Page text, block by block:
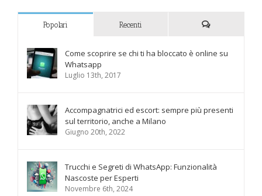
Popolari Recenti
Come scoprire se chi ti ha bloccato è online su
Whatsapp
Luglio 13th, 2017
Accompagnatrici ed escort: sempre più presenti
sul territorio, anche a Milano
Giugno 20th, 2022
Trucchi e Segreti di WhatsApp: Funzionalità
Nascoste per Esperti
Novembre 6th, 2024